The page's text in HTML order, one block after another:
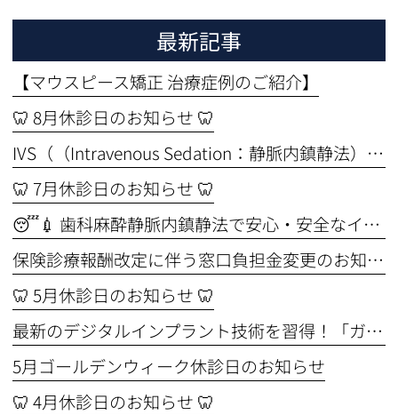
最新記事
【マウスピース矯正 治療症例のご紹介】
🦷 8月休診日のお知らせ 🦷
IVS（（Intravenous Sedation：静脈内鎮静法））セミナーを受講しました🦷✨ ～より安全なインプラント治療のために～
🦷 7月休診日のお知らせ 🦷
😴💉 歯科麻酔静脈内鎮静法で安心・安全なインプラント手術🦷
保険診療報酬改定に伴う窓口負担金変更のお知らせ
🦷 5月休診日のお知らせ 🦷
最新のデジタルインプラント技術を習得！「ガイド手術セミナー」に参加してきました🦷✨
5月ゴールデンウィーク休診日のお知らせ
🦷 4月休診日のお知らせ 🦷